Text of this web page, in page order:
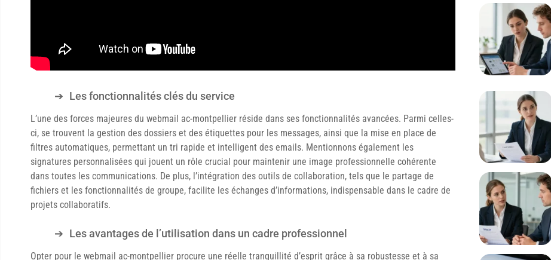
Les fonctionnalités clés du service
L’une des forces majeures du webmail ac-montpellier réside dans ses fonctionnalités avancées. Parmi celles-
ci, se trouvent la gestion des dossiers et des étiquettes pour les messages, ainsi que la mise en place de
filtres automatiques, permettant un tri rapide et intelligent des emails. Mentionnons également les
signatures personnalisées qui jouent un rôle crucial pour maintenir une image professionnelle cohérente
dans toutes les communications. De plus, l’intégration des outils de collaboration, tels que le partage de
fichiers et les fonctionnalités de groupe, facilite les échanges d’informations, indispensable dans le cadre de
projets collaboratifs.
Les avantages de l’utilisation dans un cadre professionnel
Opter pour le webmail ac-montpellier procure une réelle tranquillité d’esprit grâce à sa robustesse et à sa